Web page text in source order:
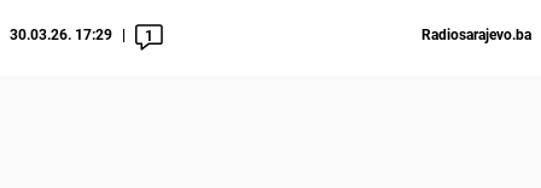
30.03.26. 17:29 1 Radiosarajevo.ba